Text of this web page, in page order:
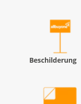
Beschilderung